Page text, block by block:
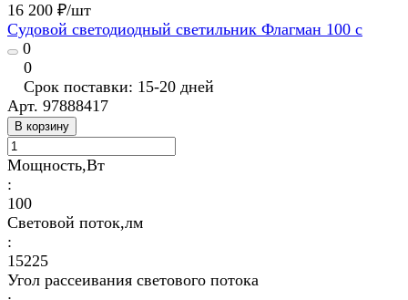
16 200 ₽/шт
Судовой светодиодный светильник Флагман 100 с
0
0
Срок поставки: 15-20 дней
Арт. 97888417
В корзину
Мощность,Вт
:
100
Световой поток,лм
:
15225
Угол рассеивания светового потока